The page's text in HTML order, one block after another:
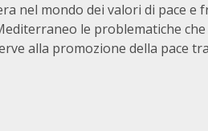
nel mondo dei valori di pace
le problematiche
alla promozione della pace